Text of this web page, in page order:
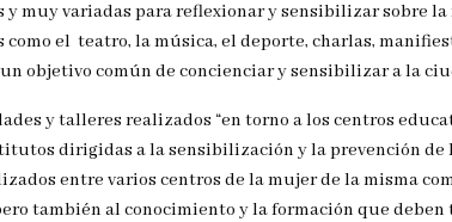
y muy variadas para reflexionar y sensibilizar sobre
el teatro, la música, el deporte, charlas,
objetivo común de concienciar y sensibilizar a la
y talleres realizados “en torno a los centros
dirigidas a la sensibilización y la prevención de
entre varios centros de la mujer de la misma
también al conocimiento y la formación que deben